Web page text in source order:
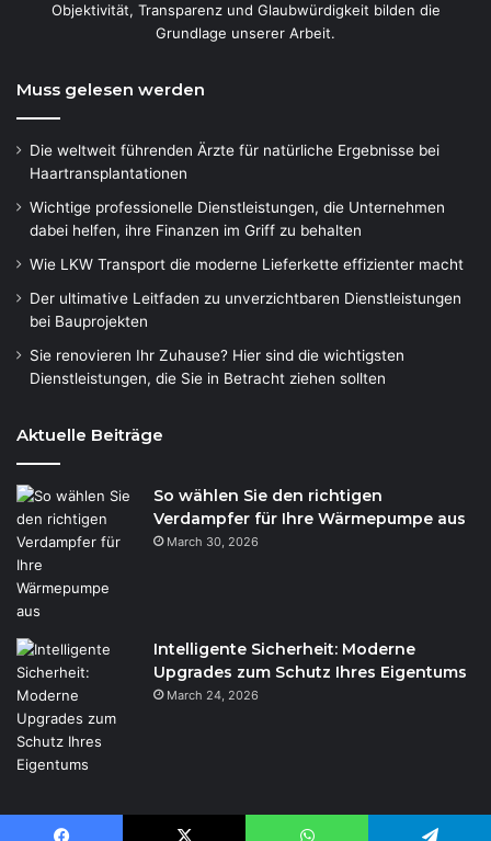
Objektivität, Transparenz und Glaubwürdigkeit bilden die
Grundlage unserer Arbeit.
Muss gelesen werden
Die weltweit führenden Ärzte für natürliche Ergebnisse bei
Haartransplantationen
Wichtige professionelle Dienstleistungen, die Unternehmen
dabei helfen, ihre Finanzen im Griff zu behalten
Wie LKW Transport die moderne Lieferkette effizienter macht
Der ultimative Leitfaden zu unverzichtbaren Dienstleistungen
bei Bauprojekten
Sie renovieren Ihr Zuhause? Hier sind die wichtigsten
Dienstleistungen, die Sie in Betracht ziehen sollten
Aktuelle Beiträge
So wählen Sie den richtigen
Verdampfer für Ihre Wärmepumpe aus
March 30, 2026
Intelligente Sicherheit: Moderne
Upgrades zum Schutz Ihres Eigentums
March 24, 2026